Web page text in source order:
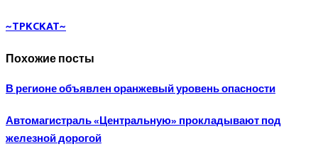
~TPKCKAT~
Похожие посты
В регионе объявлен оранжевый уровень опасности
Автомагистраль «Центральную» прокладывают под
железной дорогой